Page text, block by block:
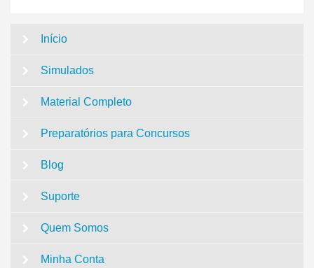
Início
Simulados
Material Completo
Preparatórios para Concursos
Blog
Suporte
Quem Somos
Minha Conta